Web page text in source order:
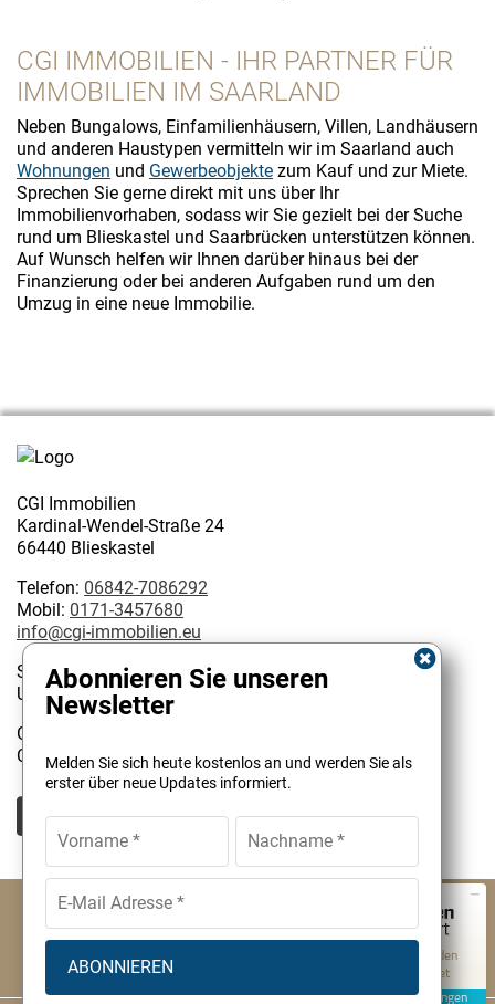
CGI IMMOBILIEN - IHR PARTNER FÜR
IMMOBILIEN IM SAARLAND
Neben Bungalows, Einfamilienhäusern, Villen, Landhäusern
und anderen Haustypen vermitteln wir im Saarland auch
Wohnungen und Gewerbeobjekte zum Kauf und zur Miete.
Sprechen Sie gerne direkt mit uns über Ihr
Immobilienvorhaben, sodass wir Sie gezielt bei der Suche
rund um Blieskastel und Saarbrücken unterstützen können.
Auf Wunsch helfen wir Ihnen darüber hinaus bei der
Finanzierung oder bei anderen Aufgaben rund um den
Umzug in eine neue Immobilie.
CGI Immobilien
Kardinal-Wendel-Straße 24
66440 Blieskastel
Telefon: 06842-7086292
Mobil: 0171-3457680
info@cgi-immobilien.eu
Steuernummer: 075/222/02627
USt-IdNr.: DE 314128585
Geschäftsinhaber:
Christophe Garattoni Geprüfter Immobilienmakler IHK
© CGI Immobilien Christophe Garattoni
Impressum AGB Cookies Datenschutz
Datenverarbeitung
Abonnieren Sie unseren
Newsletter
Melden Sie sich heute kostenlos an und werden Sie als
erster über neue Updates informiert.
Von Kunden
bewertet
2 Bewertungen
CGI Immobilien
100%
SEHR GUT
4,90 / 5,00
Bewertungen auf ProvenExpert.com
Erfahren Sie mehr über dieses Bewertungssiegel